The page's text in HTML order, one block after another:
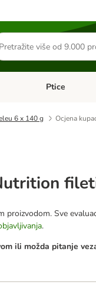
Pregled
Ptice
6 x 140 g Ocjena
Sve
.
ili možda pitanje